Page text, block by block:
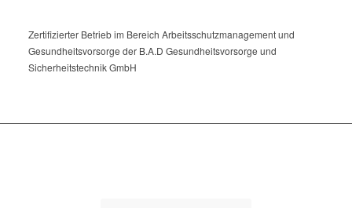
Zertifizierter Betrieb im Bereich Arbeitsschutzmanagement und
Gesundheitsvorsorge der B.A.D Gesundheitsvorsorge und
Sicherheitstechnik GmbH